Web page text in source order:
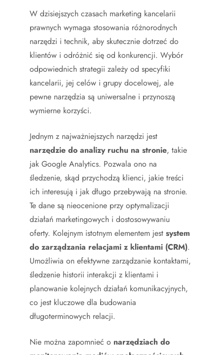
W dzisiejszych czasach marketing kancelarii
prawnych wymaga stosowania różnorodnych
narzędzi i technik, aby skutecznie dotrzeć do
klientów i odróżnić się od konkurencji. Wybór
odpowiednich strategii zależy od specyfiki
kancelarii, jej celów i grupy docelowej, ale
pewne narzędzia są uniwersalne i przynoszą
wymierne korzyści.
Jednym z najważniejszych narzędzi jest
narzędzie do analizy ruchu na stronie, takie
jak Google Analytics. Pozwala ono na
śledzenie, skąd przychodzą klienci, jakie treści
ich interesują i jak długo przebywają na stronie.
Te dane są nieocenione przy optymalizacji
działań marketingowych i dostosowywaniu
oferty. Kolejnym istotnym elementem jest system
do zarządzania relacjami z klientami (CRM).
Umożliwia on efektywne zarządzanie kontaktami,
śledzenie historii interakcji z klientami i
planowanie kolejnych działań komunikacyjnych,
co jest kluczowe dla budowania
długoterminowych relacji.
Nie można zapomnieć o narzędziach do